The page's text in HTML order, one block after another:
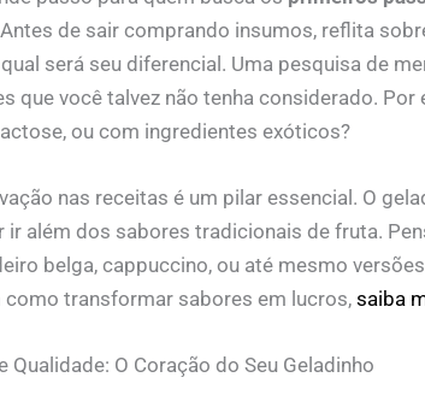
de sair comprando insumos, reflita
será seu diferencial. Uma pesquisa de
que você talvez não tenha considerado.
ou com ingredientes exóticos?
nas receitas é um pilar essencial. O
ir além dos sabores tradicionais de fruta.
belga, cappuccino, ou até mesmo
como transformar sabores em lucros, saiba
Qualidade: O Coração do Seu Geladinho